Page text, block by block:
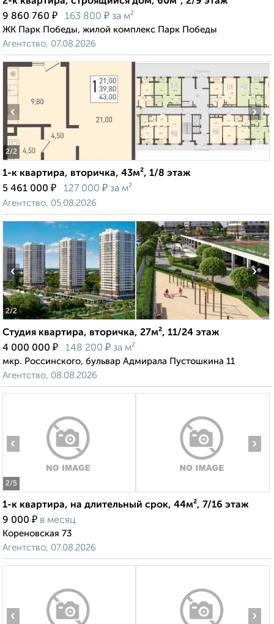
9 860 760 ₽ 163 800 ₽ за м²
ЖК Парк Победы, жилой комплекс Парк Победы
Агентство, 07.08.2026
2/2
‹ ›
1-к квартира, вторичка, 43м², 1/8 этаж
5 461 000 ₽ 127 000 ₽ за м²
Агентство, 05.08.2026
2/2
‹ ›
Студия квартира, вторичка, 27м², 11/24 этаж
4 000 000 ₽ 148 200 ₽ за м²
мкр. Россинского, бульвар Адмирала Пустошкина 11
Агентство, 08.08.2026
2/5
‹ ›
1-к квартира, на длительный срок, 44м², 7/16 этаж
9 000 ₽ в месяц
Кореновская 73
Агентство, 07.08.2026
‹ ›